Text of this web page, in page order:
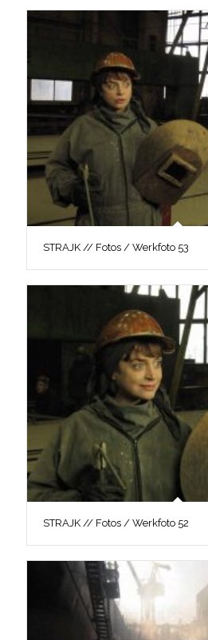
STRAJK // Fotos / Werkfoto 53
STRAJK // Fotos / Werkfoto 52